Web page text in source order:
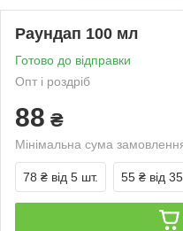
Раундап 100 мл
Готово до відправки
Опт і роздріб
88 ₴
Мінімальна сума
78 ₴ від 5 шт. 55 ₴ від